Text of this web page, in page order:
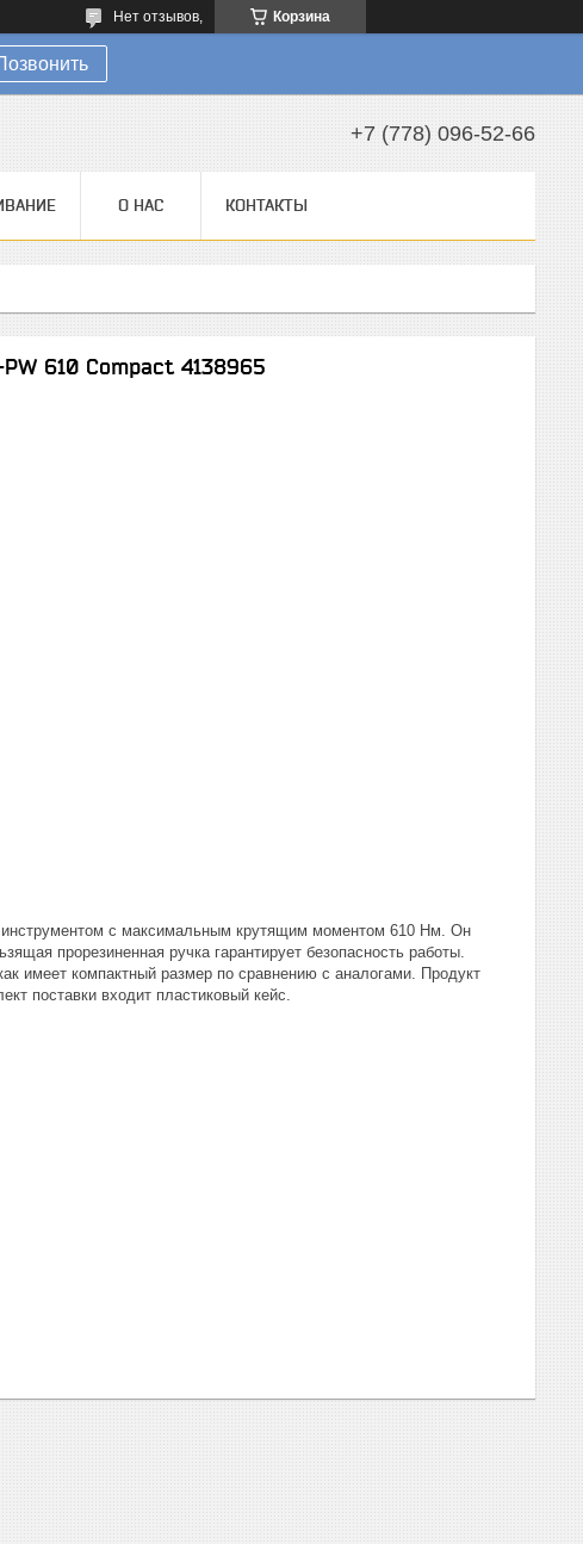
Корзина
Нет отзывов,
+7 (778) 096-52-66
О НАС КОНТАКТЫ
610 Compact 4138965
с максимальным крутящим моментом 610 Нм. Он
прорезиненная ручка гарантирует безопасность работы.
имеет компактный размер по сравнению с аналогами. Продукт
поставки входит пластиковый кейс.